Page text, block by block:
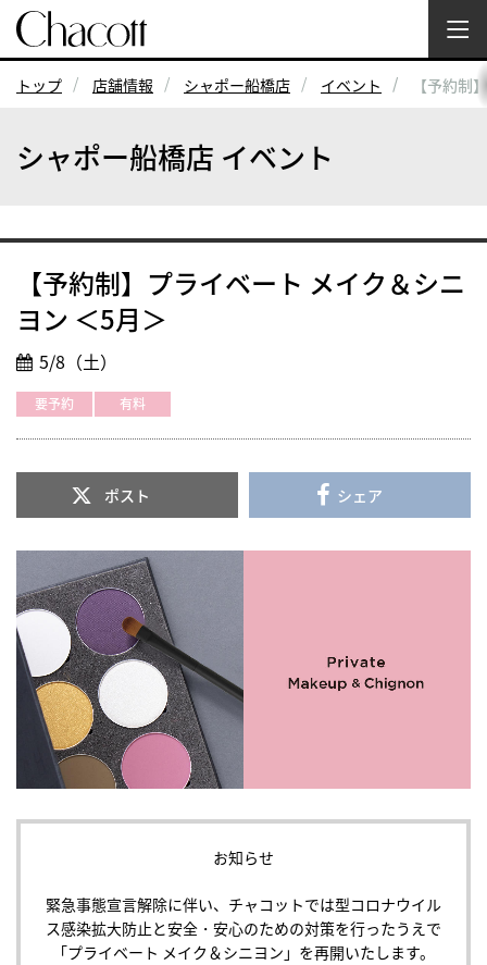
トップ 店舗情報 シャポー船橋店 イベント 【予約制
シャポー船橋店 イベント
【予約制】プライベート メイク＆シニ
ヨン ＜5月＞
5/8（土）
要予約 有料
ポスト シェア
お知らせ
緊急事態宣言解除に伴い、チャコットでは型コロナウイル
ス感染拡大防止と安全・安心のための対策を行ったうえで
「プライベート メイク＆シニヨン」を再開いたします。